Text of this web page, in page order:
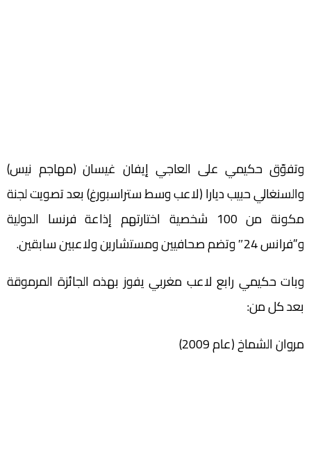
وتفوّق حكيمي على العاجي إيفان غيسان (مهاجم نيس)
والسنغالي حبيب ديارا (لاعب وسط ستراسبورغ) بعد تصويت لجنة
مكونة من 100 شخصية اختارتهم إذاعة فرنسا الدولية
و”فرانس 24″ وتضم صحافيين ومستشارين ولاعبين سابقين.
وبات حكيمي رابع لاعب مغربي يفوز بهذه الجائزة المرموقة
بعد كل من:
مروان الشماخ (عام 2009)